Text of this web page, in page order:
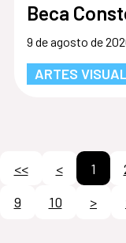
Beca
9 de agosto de
ARTES
<< < 1
9
10 >